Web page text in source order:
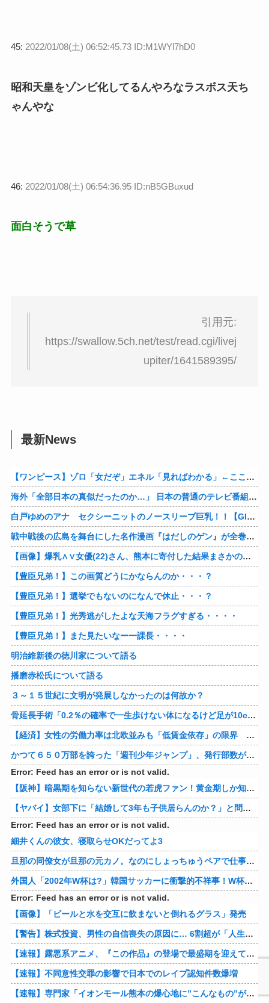
45: 2022/01/08(土) 06:52:45.73 ID:M1WYl7hD0
昭和天皇をゾンビ化してるんやろなラスボス天ち
ゃんやな
46: 2022/01/08(土) 06:54:36.95 ID:nB5GBuxud
面白そうで草
引用元:
https://swallow.5ch.net/test/read.cgi/livej
upiter/1641589395/
最新News
【ワンピース】ゾロ「女だぞ」エネル「見ればわかる」←ここ好きすぎるｗｗｗｗｗｗｗｗｗｗｗｗｗ
海外「全部日本の真似だったのか…」 日本の普通のテレビ番組が最新SNSの数十年先を行っていたと話題に
白戸ゆめのアナ セクシーニットのノースリーブ巨乳！！【GIF動画あり】
戦中戦後の広島を舞台にした名作漫画『はだしのゲン』が全巻50％オフで買える激安セール開催！！このチャンスを見逃すな！！
【画像】爆乳∧∨女優(22)さん、熊本に寄付した結果まさかの事態に・・・・・・
【豊臣兄弟！】この画質どうにかならんのか・・・？
【豊臣兄弟！】選挙でもないのになんで休止・・・？
【豊臣兄弟！】光秀逃がしたよな天海フラグすぎる・・・・
【豊臣兄弟！】また見たいなー一課長・・・・
明治維新後の徳川家について語る
播磨赤松氏について語る
３～１５世紀に文明が発展しなかったのは何故か？
骨延長手術「0.2％の確率で一生歩けない体になるけど足が10cm伸びます」←コスパ良すぎるだろ
【経済】女性の労働力率は北欧並みも「低賃金依存」の限界 団塊世代の完全引退で、企業が迫られる“最後の選択”
かつて６５０万部を誇った「週刊少年ジャンプ」、発行部数が初の100万部割れ
Error: Feed has an error or is not valid.
【阪神】暗黒期を知らない新世代の若虎ファン！黄金期しか知らない現代のファン事情と驚きのリアル
【ヤバイ】女部下に「結婚して3年も子供居らんのか？」と問い詰めた結果ｗｗｗｗ 他
Error: Feed has an error or is not valid.
細井くんの彼女、寝取らせOKだってよ3
旦那の同僚女が旦那の元カノ。なのにしょっちゅうペアで仕事してて遅くまで残業したり二人で出張に行ったり。なんで「今度の出張は一人で行く」って嘘つくのかな
外国人「2002年W杯は?」韓国サッカーに衝撃的不祥事！W杯予選でレフリーへの性的接待発覚！海外騒然！【海外の反応】
Error: Feed has an error or is not valid.
【画像】「ビールと水を交互に飲まないと倒れるグラス」発売
【警告】株式投資、男性の自信喪失の原因に… 6割超が「人生の敗者」自認
【速報】露悪系アニメ、『この作品』の登場で最盛期を迎えてしまう…
【速報】不同意性交罪の影響で日本でのレイプ認知件数爆増
【速報】専門家「イオンモール熊本の爆心地に”こんなもの”があったんだけど…」